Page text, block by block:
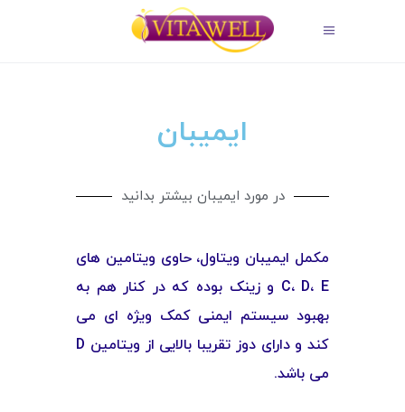
ایمیبان
در مورد ایمیبان بیشتر بدانید
مکمل ایمیبان ویتاول، حاوی ویتامین های
C، D، E و زینک بوده که در کنار هم به
بهبود سیستم ایمنی کمک ویژه ای می
کند و دارای دوز تقریبا بالایی از ویتامین D
می باشد.